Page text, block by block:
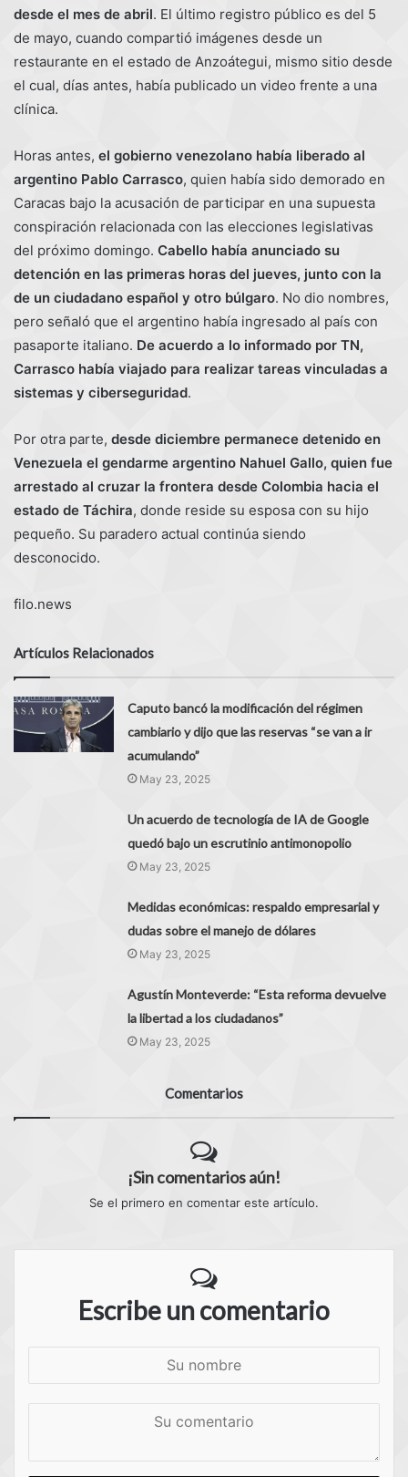
desde el mes de abril. El último registro público es del 5
de mayo, cuando compartió imágenes desde un
restaurante en el estado de Anzoátegui, mismo sitio desde
el cual, días antes, había publicado un video frente a una
clínica.
Horas antes, el gobierno venezolano había liberado al
argentino Pablo Carrasco, quien había sido demorado en
Caracas bajo la acusación de participar en una supuesta
conspiración relacionada con las elecciones legislativas
del próximo domingo. Cabello había anunciado su
detención en las primeras horas del jueves, junto con la
de un ciudadano español y otro búlgaro. No dio nombres,
pero señaló que el argentino había ingresado al país con
pasaporte italiano. De acuerdo a lo informado por TN,
Carrasco había viajado para realizar tareas vinculadas a
sistemas y ciberseguridad.
Por otra parte, desde diciembre permanece detenido en
Venezuela el gendarme argentino Nahuel Gallo, quien fue
arrestado al cruzar la frontera desde Colombia hacia el
estado de Táchira, donde reside su esposa con su hijo
pequeño. Su paradero actual continúa siendo
desconocido.
filo.news
Artículos Relacionados
Caputo bancó la modificación del régimen
cambiario y dijo que las reservas “se van a ir
acumulando”
May 23, 2025
Un acuerdo de tecnología de IA de Google
quedó bajo un escrutinio antimonopolio
May 23, 2025
Medidas económicas: respaldo empresarial y
dudas sobre el manejo de dólares
May 23, 2025
Agustín Monteverde: “Esta reforma devuelve
la libertad a los ciudadanos”
May 23, 2025
Comentarios
¡Sin comentarios aún!
Se el primero en comentar este artículo.
Escribe un comentario